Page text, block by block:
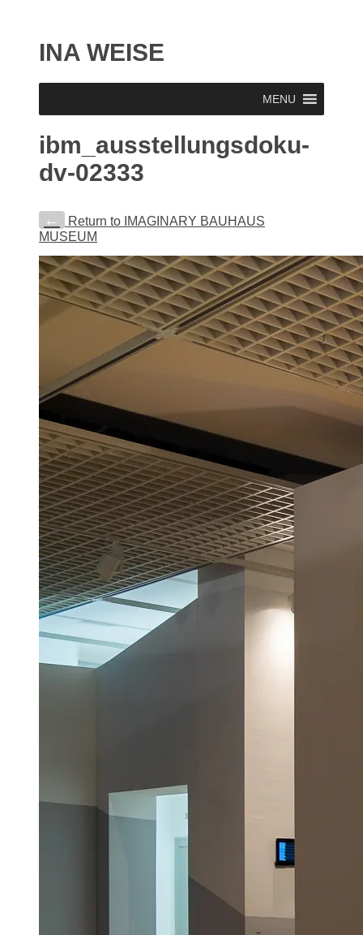
INA WEISE
MENU
ibm_ausstellungsdoku-
dv-02333
←
Return to IMAGINARY BAUHAUS
MUSEUM